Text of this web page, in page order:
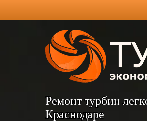
Ремонт турбин
Краснодаре